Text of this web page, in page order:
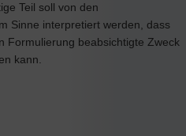
Teil soll von den
Sinne interpretiert werden, dass
Formulierung beabsichtigte Zweck
kann.